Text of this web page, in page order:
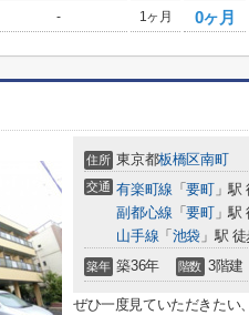
- 1ヶ月 0ヶ月
住所 東京都板橋区南町
交通 有楽町線 「要町」駅
副都心線 「要町」駅
山手線 「 池袋 」駅
築年 築36年 階数 3階建
ぜひ一度見ていただきたい